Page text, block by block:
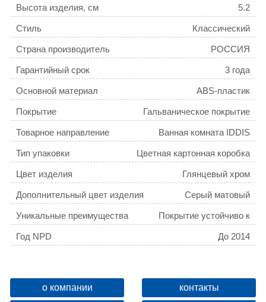
Высота изделия, см 5.2
Стиль Классический
Страна производитель РОССИЯ
Гарантийный срок 3 года
Основной материал ABS-пластик
Покрытие Гальваническое покрытие
Товарное направление Ванная комната IDDIS
Тип упаковки Цветная картонная коробка
Цвет изделия Глянцевый хром
Дополнительный цвет изделия Серый матовый
Уникальные преимущества
Покрытие устойчиво к
коррозии, появлению
царапин, сколов и
Год NPD До 2014
Вес товара для ФТС 0,08
Материал держателя лейки ABS-пластик
о компании контакты